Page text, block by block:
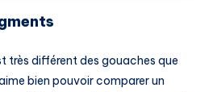
très différent des gouaches que
bien pouvoir comparer un